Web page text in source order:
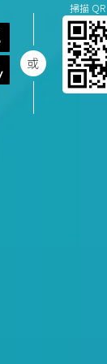
掃描